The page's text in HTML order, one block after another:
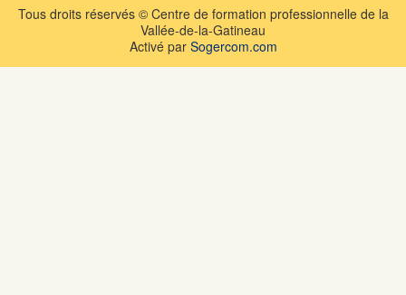
Tous droits réservés © Centre de formation professionnelle de la
Vallée-de-la-Gatineau
Activé par Sogercom.com